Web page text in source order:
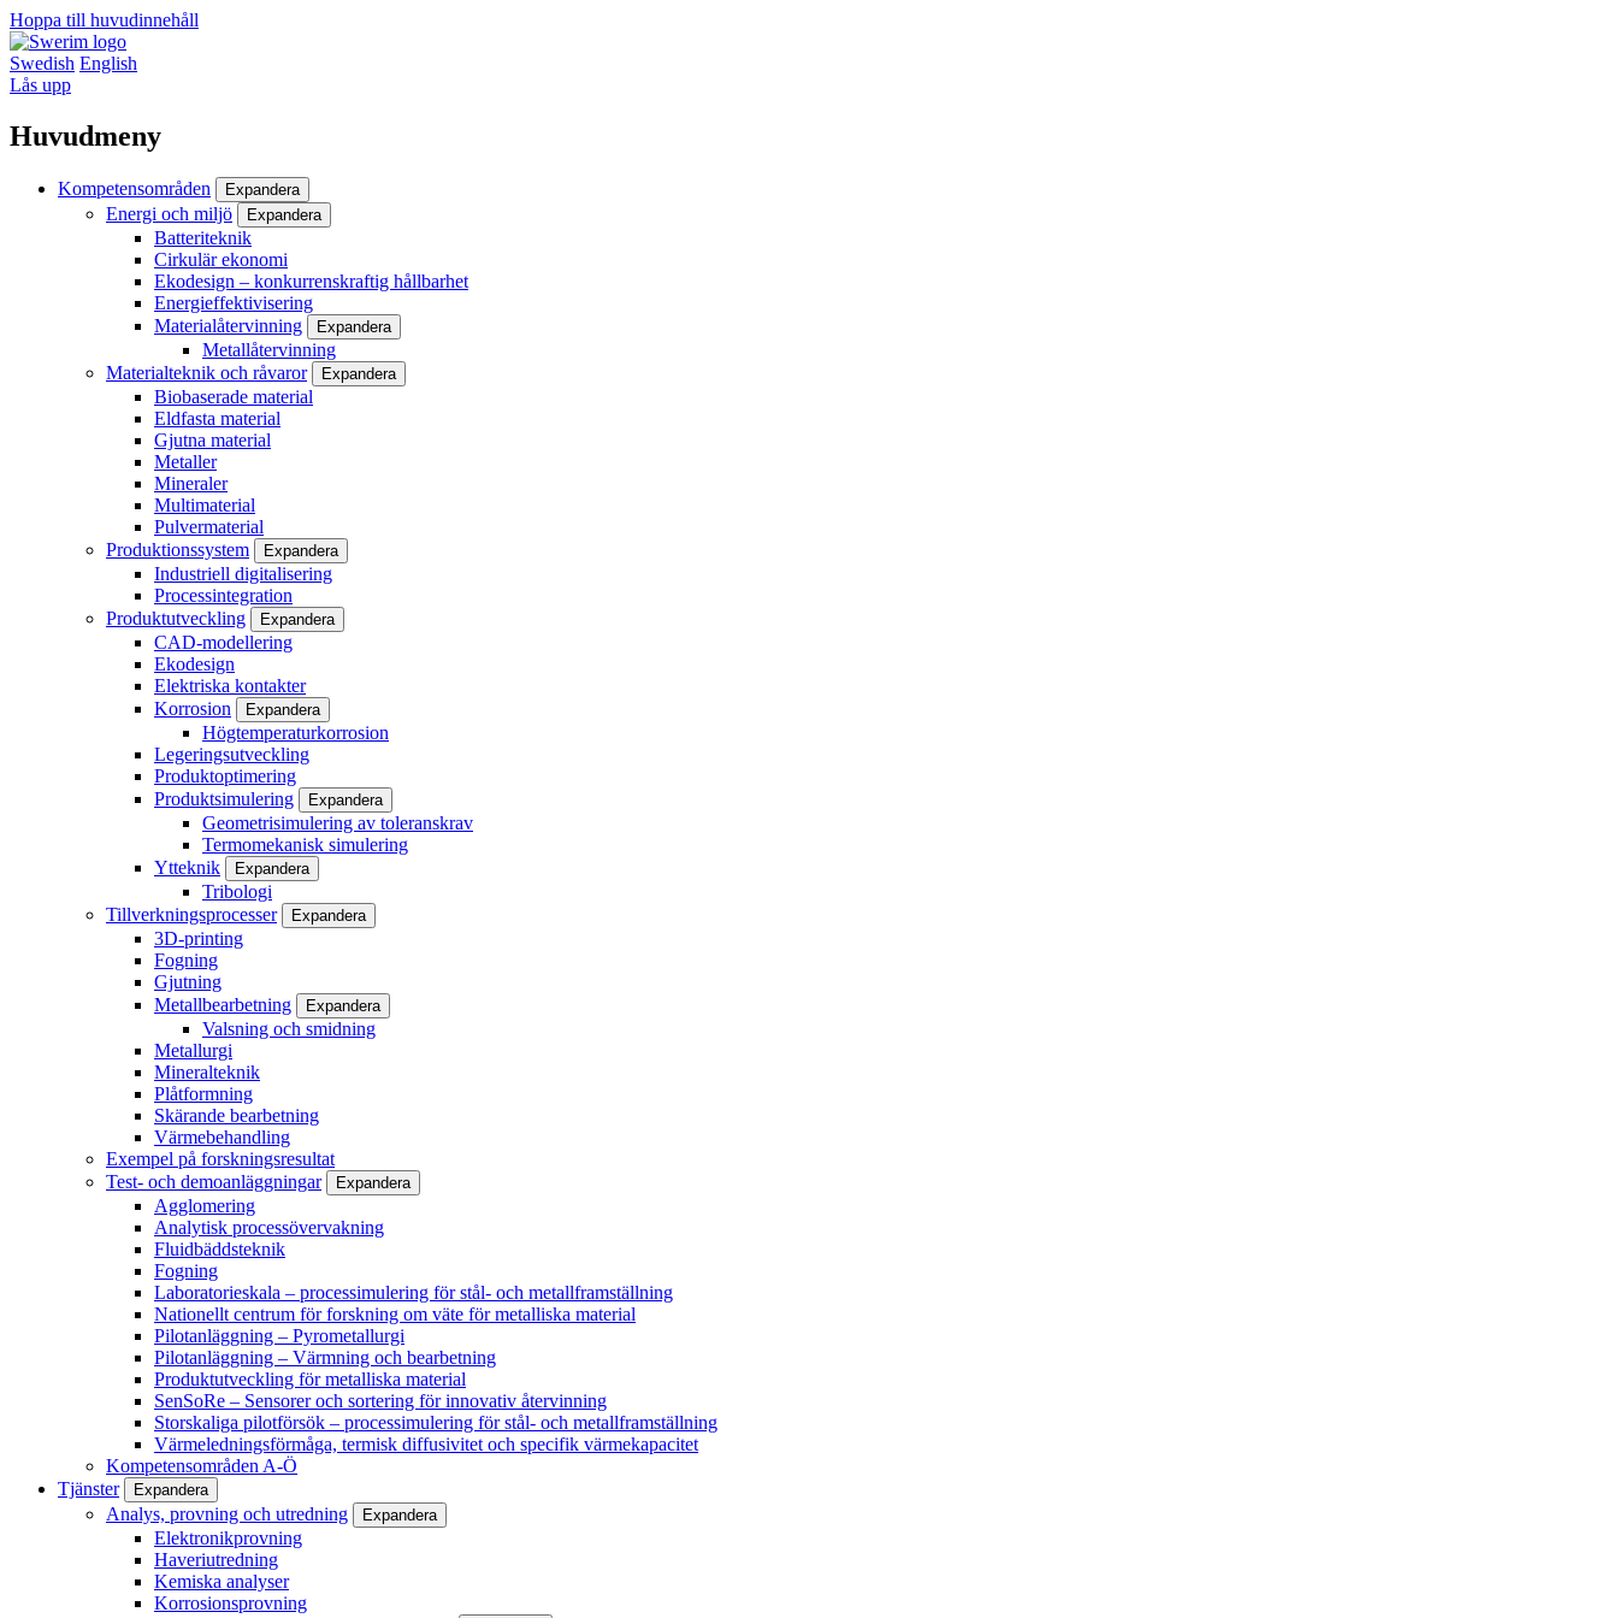
Hoppa till huvudinnehåll
Swedish English
Lås upp
Huvudmeny
Kompetensområden Expandera
Energi och miljö Expandera
Batteriteknik
Cirkulär ekonomi
Ekodesign – konkurrenskraftig hållbarhet
Energieffektivisering
Materialåtervinning
Expandera
Metallåtervinning
Materialteknik och råvaror
Expandera
Biobaserade material
Eldfasta material
Gjutna material
Metaller
Mineraler
Multimaterial
Pulvermaterial
Produktionssystem
Expandera
Industriell digitalisering
Processintegration
Produktutveckling
Expandera
CAD-modellering
Ekodesign
Elektriska kontakter
Korrosion
Expandera
Högtemperaturkorrosion
Legeringsutveckling
Produktoptimering
Produktsimulering
Expandera
Geometrisimulering av toleranskrav
Termomekanisk simulering
Ytteknik
Expandera
Tribologi
Tillverkningsprocesser
Expandera
3D-printing
Fogning
Gjutning
Metallbearbetning
Expandera
Valsning och smidning
Metallurgi
Mineralteknik
Plåtformning
Skärande bearbetning
Värmebehandling
Exempel på forskningsresultat
Test- och demoanläggningar
Expandera
Agglomering
Analytisk processövervakning
Fluidbäddsteknik
Fogning
Laboratorieskala – processimulering för stål- och metallframställning
Nationellt centrum för forskning om väte för metalliska material
Pilotanläggning – Pyrometallurgi
Pilotanläggning – Värmning och bearbetning
Produktutveckling för metalliska material
SenSoRe – Sensorer och sortering för innovativ återvinning
Storskaliga pilotförsök – processimulering för stål- och metallframställning
Värmeledningsförmåga, termisk diffusivitet och specifik värmekapacitet
Kompetensområden A-Ö
Tjänster
Expandera
Analys, provning och utredning Expandera
Elektronikprovning
Haveriutredning
Kemiska analyser
Korrosionsprovning